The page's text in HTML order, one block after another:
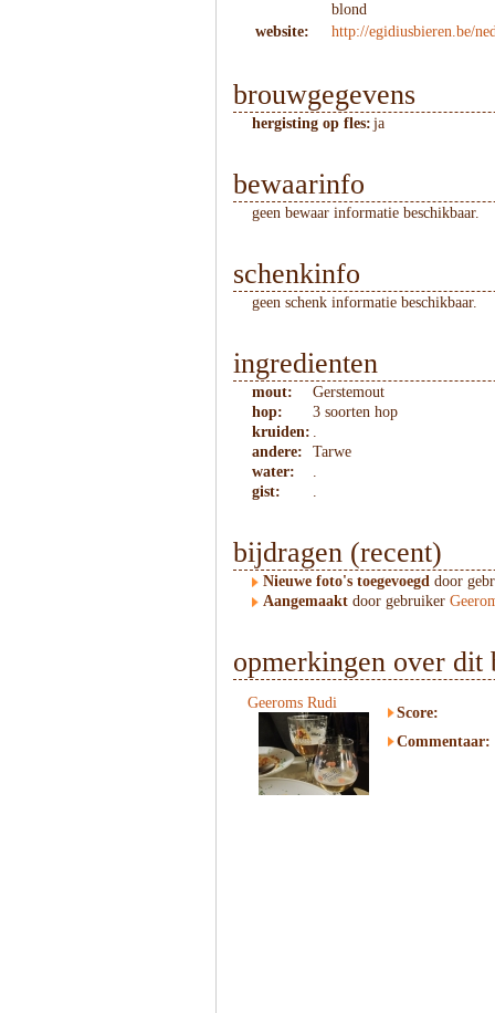
blond
website:
http://egidiusbieren.be/
brouwgegevens
hergisting op fles: ja
bewaarinfo
geen bewaar informatie beschikbaar.
schenkinfo
geen schenk informatie beschikbaar.
ingredienten
mout:
Gerstemout
hop:
3 soorten hop
kruiden: .
andere:
Tarwe
water:
.
gist:
.
bijdragen (recent)
Nieuwe foto's toegevoegd door
Aangemaakt door gebruiker
opmerkingen over dit
Geeroms Rudi
Score:
Commentaar: